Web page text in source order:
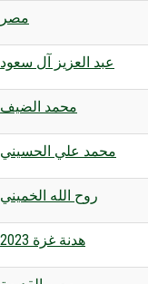
مصر
عبد العزيز آل سعود
محمد الضيف
محمد علي الحسيني
روح الله الخميني
هدنة غزة 2023